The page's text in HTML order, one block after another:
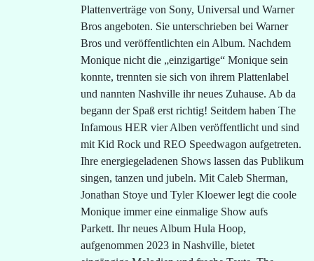
Plattenverträge von Sony, Universal und Warner
Bros angeboten. Sie unterschrieben bei Warner
Bros und veröffentlichten ein Album. Nachdem
Monique nicht die „einzigartige“ Monique sein
konnte, trennten sie sich von ihrem Plattenlabel
und nannten Nashville ihr neues Zuhause. Ab da
begann der Spaß erst richtig! Seitdem haben The
Infamous HER vier Alben veröffentlicht und sind
mit Kid Rock und REO Speedwagon aufgetreten.
Ihre energiegeladenen Shows lassen das Publikum
singen, tanzen und jubeln. Mit Caleb Sherman,
Jonathan Stoye und Tyler Kloewer legt die coole
Monique immer eine einmalige Show aufs
Parkett. Ihr neues Album Hula Hoop,
aufgenommen 2023 in Nashville, bietet